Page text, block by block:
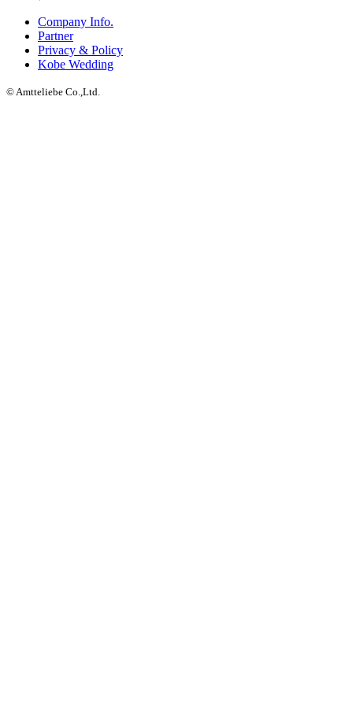
Company Info.
Partner
Privacy & Policy
Kobe Wedding
© Amtteliebe Co.,Ltd.